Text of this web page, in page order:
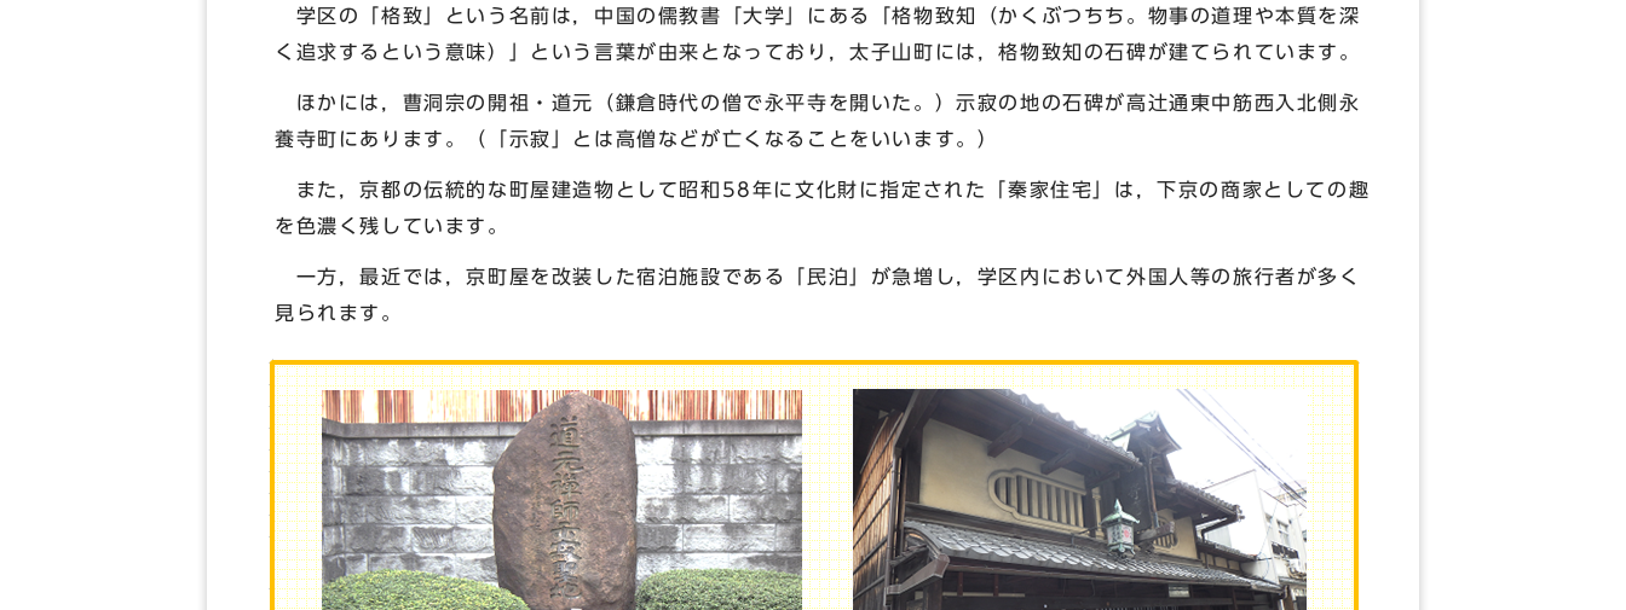
学区の「格致」という名前は，中国の儒教書「大学」にある「格物致知（かくぶつちち。物事の道理や本質を深
く追求するという意味）」という言葉が由来となっており，太子山町には，格物致知の石碑が建てられています。
ほかには，曹洞宗の開祖・道元（鎌倉時代の僧で永平寺を開いた。）示寂の地の石碑が高辻通東中筋西入北側永
養寺町にあります。（「示寂」とは高僧などが亡くなることをいいます。）
また，京都の伝統的な町屋建造物として昭和58年に文化財に指定された「秦家住宅」は，下京の商家としての趣
を色濃く残しています。
一方，最近では，京町屋を改装した宿泊施設である「民泊」が急増し，学区内において外国人等の旅行者が多く
見られます。